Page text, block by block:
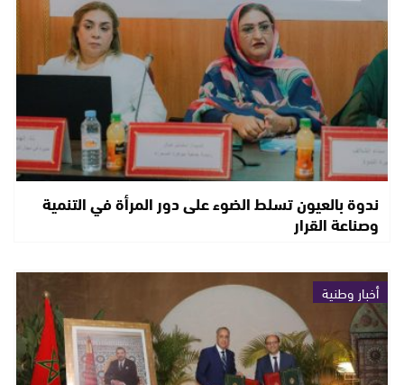
ندوة بالعيون تسلط الضوء على دور المرأة في التنمية
وصناعة القرار
أخبار وطنية